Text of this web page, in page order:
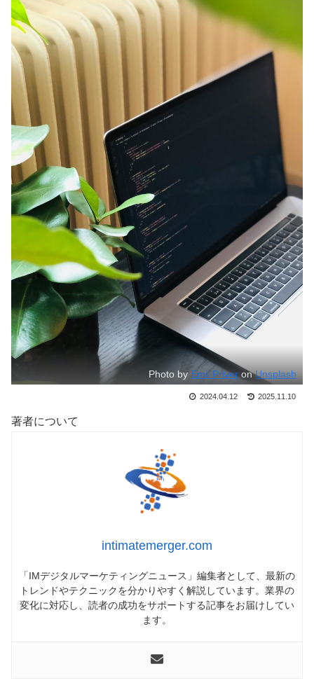
Photo by Emil Priver onUnsplash
2024.04.12 2025.11.10
著者について
intimatemerger.com
「IMデジタルマーケティングニュース」編集者として、最新の
トレンドやテクニックを分かりやすく解説しています。業界の
変化に対応し、読者の成功をサポートする記事をお届けしてい
ます。